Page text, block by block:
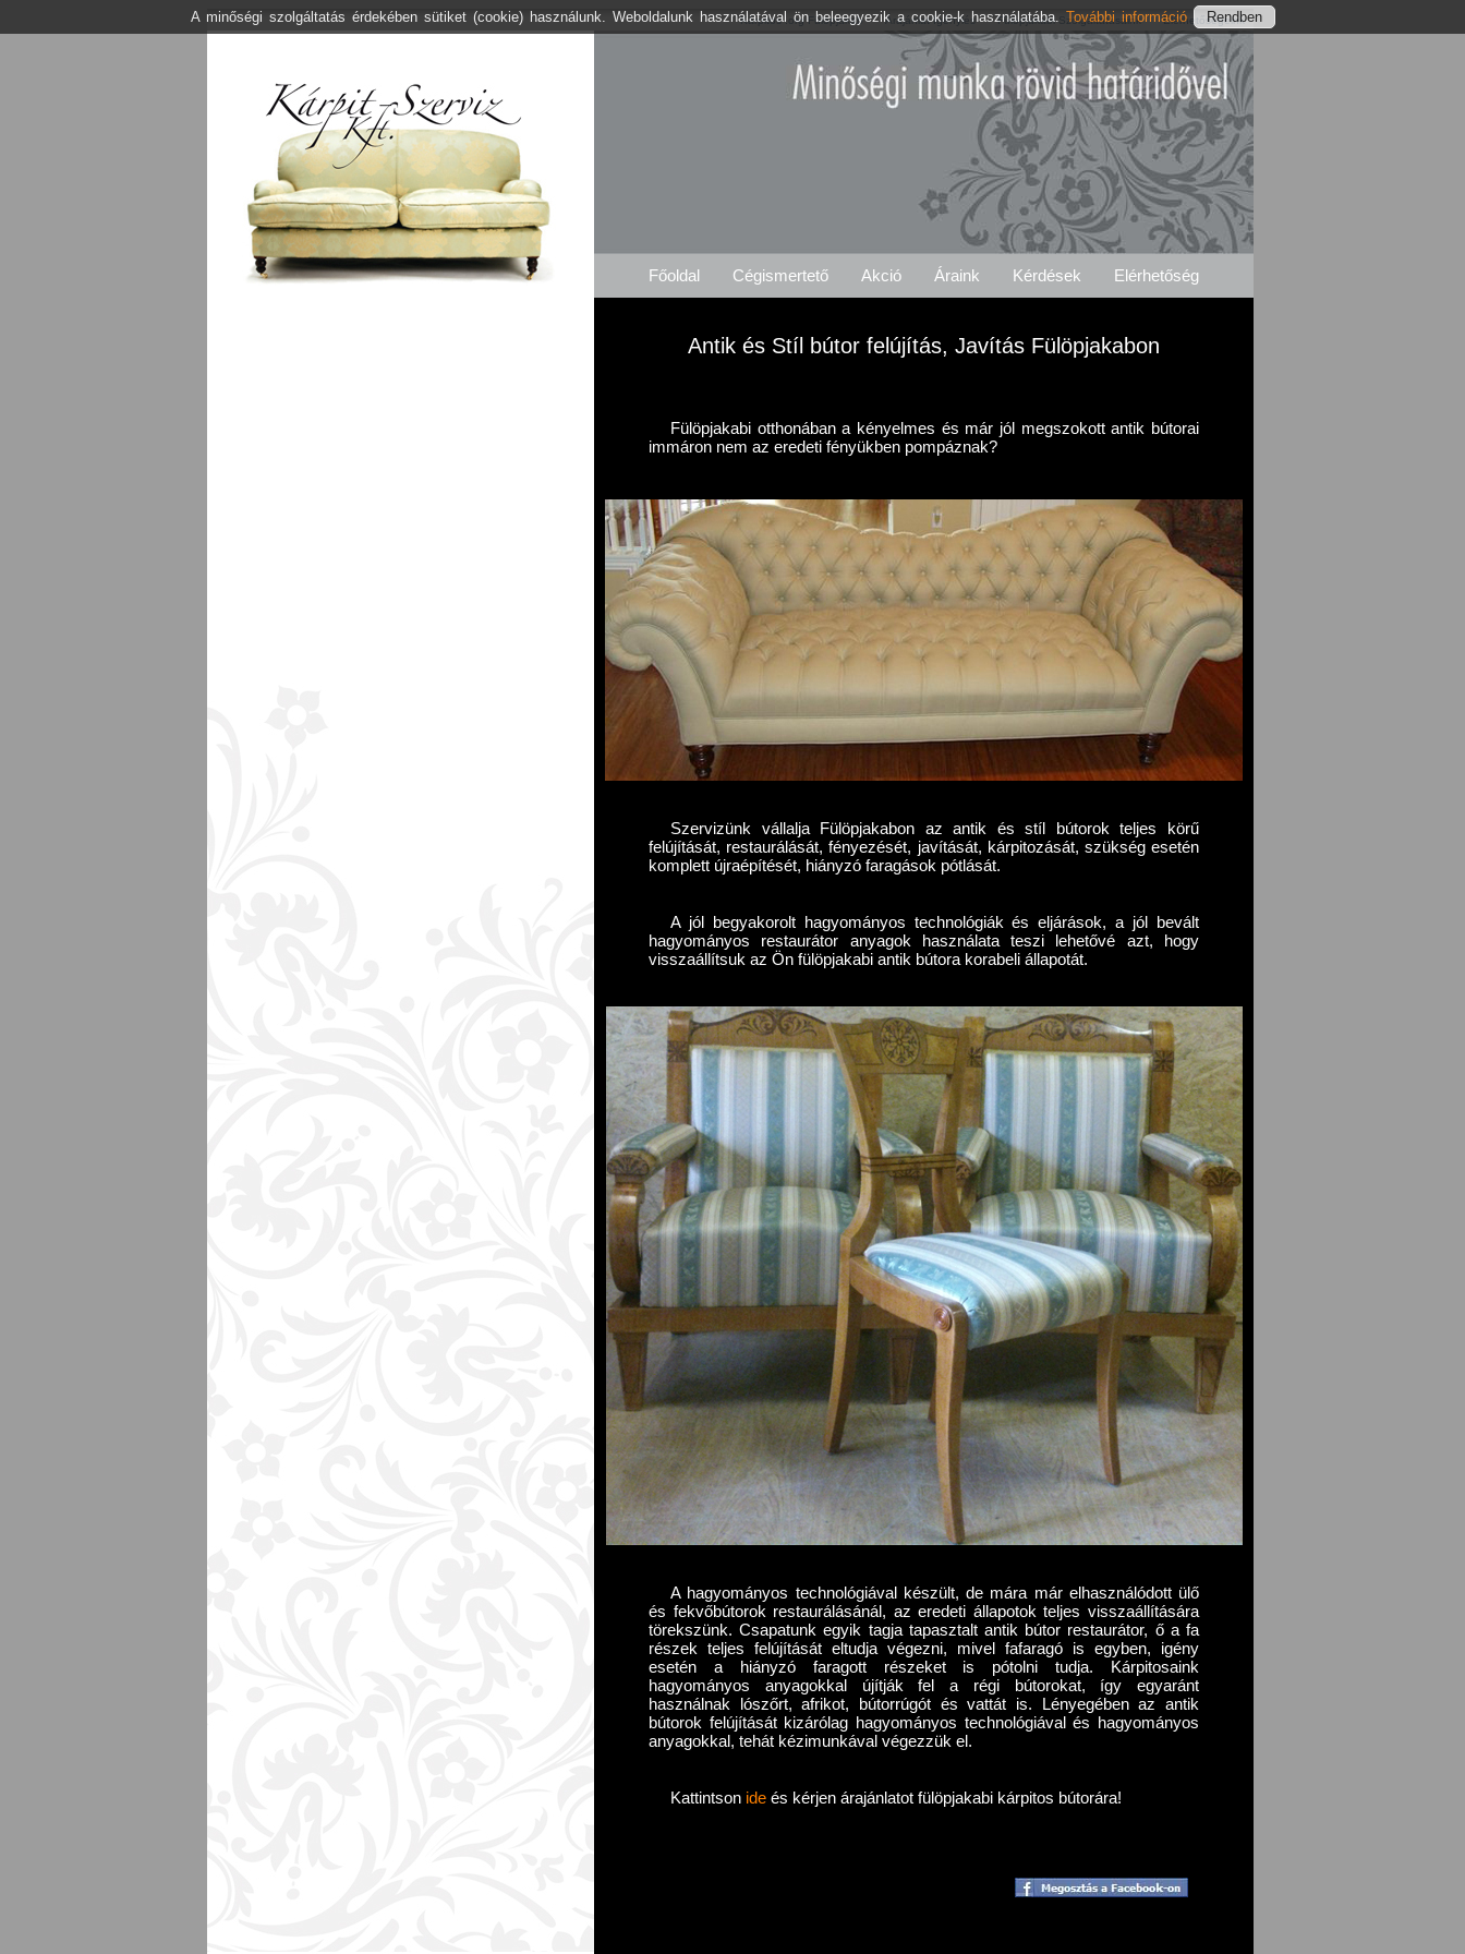
Kárpitos .org Fülöpjakab Árajánlat Igénylés Fülöpjakabi Szolgáltatásaink Elérhetőségeink
Főoldal Cégismertető Akció Áraink Kérdések Elérhetőség
Antik és Stíl bútor felújítás, Javítás Fülöpjakabon
Fülöpjakabi otthonában a kényelmes és már jól megszokott antik bútorai
immáron nem az eredeti fényükben pompáznak?
Szervizünk vállalja Fülöpjakabon az antik és stíl bútorok teljes körű
felújítását, restaurálását, fényezését, javítását, kárpitozását, szükség esetén
komplett újraépítését, hiányzó faragások pótlását.
A jól begyakorolt hagyományos technológiák és eljárások, a jól bevált
hagyományos restaurátor anyagok használata teszi lehetővé azt, hogy
visszaállítsuk az Ön fülöpjakabi antik bútora korabeli állapotát.
A hagyományos technológiával készült, de mára már elhasználódott ülő
és fekvőbútorok restaurálásánál, az eredeti állapotok teljes visszaállítására
törekszünk. Csapatunk egyik tagja tapasztalt antik bútor restaurátor, ő a fa
részek teljes felújítását eltudja végezni, mivel fafaragó is egyben, igény
esetén a hiányzó faragott részeket is pótolni tudja. Kárpitosaink
hagyományos anyagokkal újítják fel a régi bútorokat, így egyaránt
használnak lószőrt, afrikot, bútorrúgót és vattát is. Lényegében az antik
bútorok felújítását kizárólag hagyományos technológiával és hagyományos
anyagokkal, tehát kézimunkával végezzük el.
Kattintson ide és kérjen árajánlatot fülöpjakabi kárpitos bútorára!
A minőségi szolgáltatás érdekében sütiket (cookie) használunk. Weboldalunk használatával ön beleegyezik a cookie-k használatába. További információ